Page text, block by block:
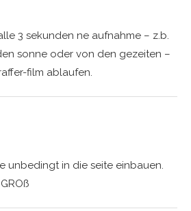
3 sekunden ne aufnahme – z.b.
sonne oder von den gezeiten –
film ablaufen.
unbedingt in die seite einbauen.